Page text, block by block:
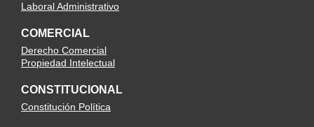
Laboral Administrativo
COMERCIAL
Derecho Comercial
Propiedad Intelectual
CONSTITUCIONAL
Constitución Política